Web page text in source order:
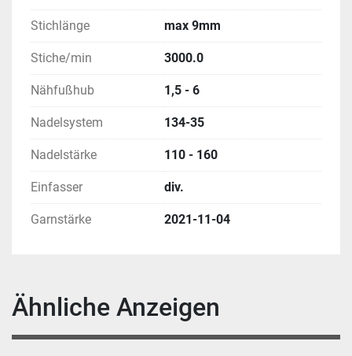
Stichlänge max 9mm
Stiche/min 3000.0
Nähfußhub 1,5 - 6
Nadelsystem 134-35
Nadelstärke 110 - 160
Einfasser div.
Garnstärke 2021-11-04
Ähnliche Anzeigen